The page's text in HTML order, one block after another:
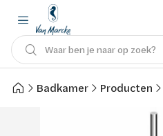
Waar ben je naar op zoek?
Badkamer Producten